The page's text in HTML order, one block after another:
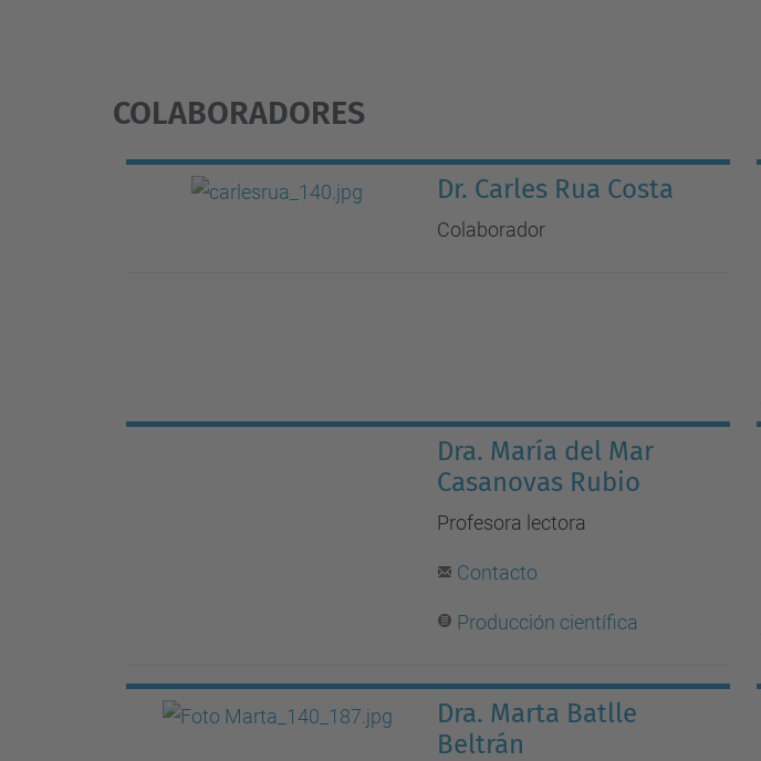
COLABORADORES
Dr. Carles Rua Costa
Colaborador
Dra. María del Mar
Casanovas Rubio
Profesora lectora
Contacto
Producción científica
Dra. Marta Batlle
Beltrán